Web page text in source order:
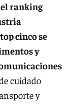
ranking
cinco se
y
cuidado
y